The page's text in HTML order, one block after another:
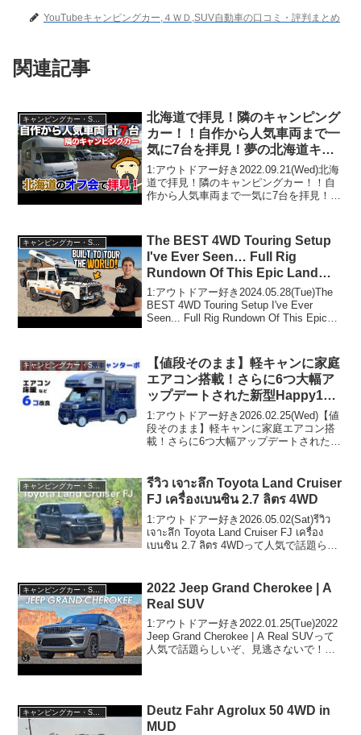
YouTubeキャンピングカー,４ＷＤ,SUV自動車の口コミ・評判まとめ
関連記事
キャンピングカー・SUV人気車種
北海道で拝見！隣のキャンピング
カー！！自作から人気車両まで一
気に7台を拝見！夢の北海道キャ
ラバン⑬
1:アウトドアー好き2022.09.21(Wed)北海
道で拝見！隣のキャンピングカー！！自
作から人気車両まで一気に7台を拝見！夢
ー好き2022.09.21(Wed)こ...
The BEST 4WD Touring Setup
I've Ever Seen… Full Rig
Rundown Of This Epic Land
Rover Defender Build
1:アウトドアー好き2024.05.28(Tue)The
BEST 4WD Touring Setup I've Ever
Seen... Full Rig Rundown Of This Epic
キャンピングカー・SUV人気車種
【値段そのまま】軽キャンに家庭
エアコン搭載！さらに6つ大幅ア
ップデートされた新型Happy1タ
ーボ
1:アウトドアー好き2026.02.25(Wed)【値
段そのまま】軽キャンに家庭エアコン搭
載！さらに6つ大幅アップデートされた新
き2026.02.25(Wed)こ...
รีวิว เจาะลึก Toyota Land Cruiser
FJ เครื่องเบนซิน 2.7 ลิตร 4WD
1:アウトドアー好き2026.05.02(Sat)รีวิว
เจาะลึก Toyota Land Cruiser FJ เครื่อง
เบนซิน 2.7 ลิตร 4WDって人気で話題らし
2022 Jeep Grand Cherokee | A
Real SUV
1:アウトドアー好き2022.01.25(Tue)2022
Jeep Grand Cherokee | A Real SUVって
人気で話題らしいぞ、見逃さないで！！
キャンピングカー・SUV人気車種
Deutz Fahr Agrolux 50 4WD in
MUD